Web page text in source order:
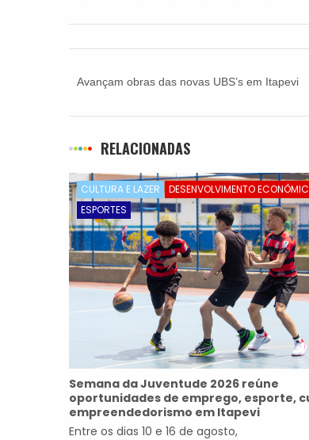
Avançam obras das novas UBS’s em Itapevi
RELACIONADAS
CULTURA E LAZER
DESENVOLVIMENTO
ESPORTES
Semana da Juventude 2026 reúne
oportunidades de emprego, esporte,
empreendedorismo em Itapevi
Entre os dias 10 e 16 de agosto,